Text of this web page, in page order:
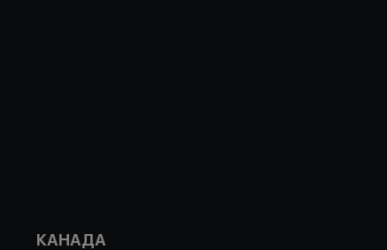
КАНАДА